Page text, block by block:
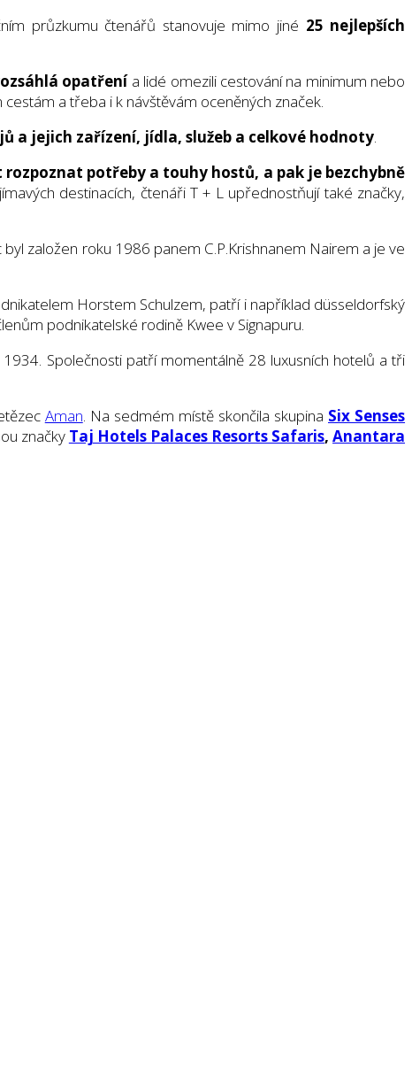
průzkumu čtenářů stanovuje mimo jiné 25 nejlepších
opatřenía lidé omezili cestování na minimum nebo
a třeba i k návštěvám oceněných značek.
a jejich zařízení, jídla, služeb a celkové hodnoty.
rozpoznat potřeby a touhy hostů, a pak je bezchybně
destinacích, čtenáři T + L upřednostňují také značky,
založen roku 1986 panem C.P.Krishnanem Nairem a je ve
Horstem Schulzem, patří i například düsseldorfský
podnikatelské rodině Kwee v Signapuru.
Společnosti patří momentálně 28 luxusních hotelů a tři
Aman. Na sedmém místě skončila skupina Six Senses
značky Taj Hotels Palaces Resorts Safaris,Anantara